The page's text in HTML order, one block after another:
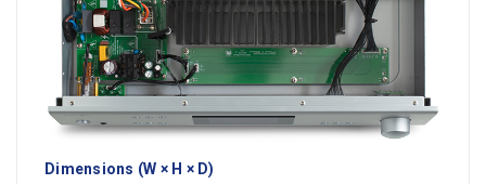
Dimensions (W × H × D)